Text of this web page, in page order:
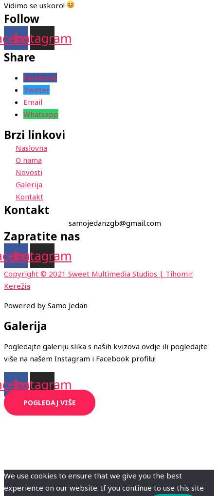
Vidimo se uskoro!
Follow
Instagram
Share
Facebook
Twitter
Email
Whatsapp
Brzi linkovi
Naslovna
O nama
Novosti
Galerija
Kontakt
Kontakt
samojedanzgb@gmail.com
Zapratite nas
Instagram
Copyright © 2021 Sweet Multimedia Studios | Tihomir
Kerežia
Powered by Samo Jedan
Galerija
Pogledajte galeriju slika s naših kvizova ovdje ili pogledajte
više na našem Instagram i Facebook profilu!
Instagram
POGLEDAJ VIŠE
We use cookies to ensure that we give you the best
experience on our website. If you continue to use this site